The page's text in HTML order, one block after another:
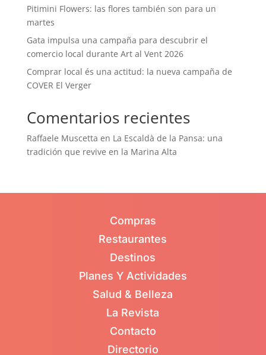
Pitimini Flowers: las flores también son para un
martes
Gata impulsa una campaña para descubrir el
comercio local durante Art al Vent 2026
Comprar local és una actitud: la nueva campaña de
COVER El Verger
Comentarios recientes
Raffaele Muscetta en La Escaldà de la Pansa: una
tradición que revive en la Marina Alta
Compras
Restaurantes
Destinos
Planes Y Actividades
Salud & Belleza
La Revista
Contacto
Directorio